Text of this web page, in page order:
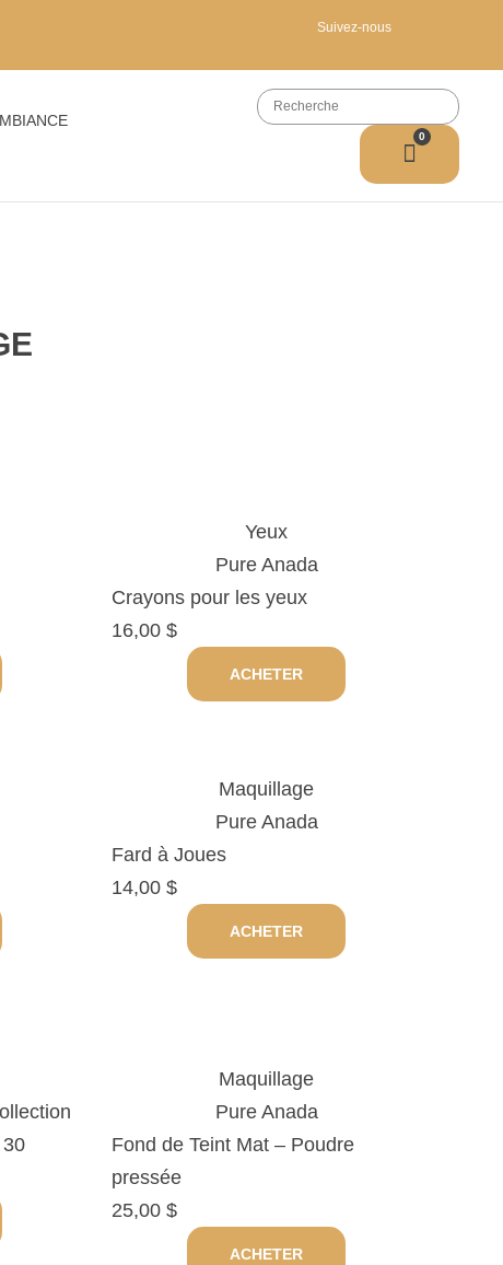
Suivez-nous
0
Yeux
Pure Anada
Crayons pour les yeux
16,00 $
ACHETER
Maquillage
Pure Anada
Fard à Joues
14,00 $
ACHETER
Maquillage
Pure Anada
Fond de Teint Mat – Poudre
pressée
25,00 $
ACHETER